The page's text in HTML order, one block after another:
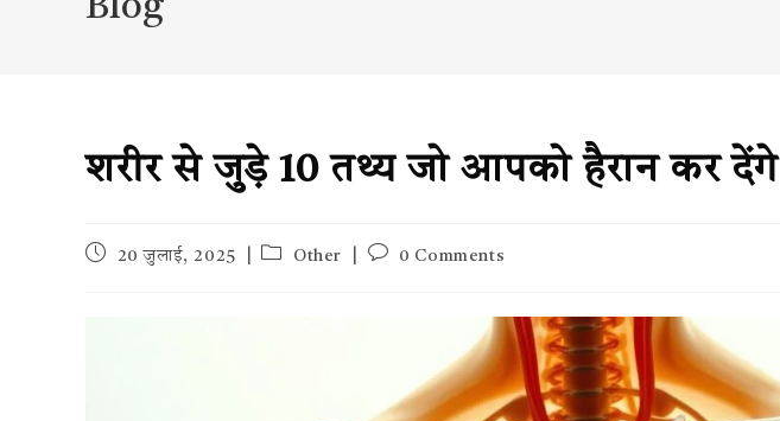
Blog
शरीर से जुड़े 10 तथ्य जो आपको हैरान कर देंगे
Post20 जुलाई, 2025
PostOther
Post0 Comments